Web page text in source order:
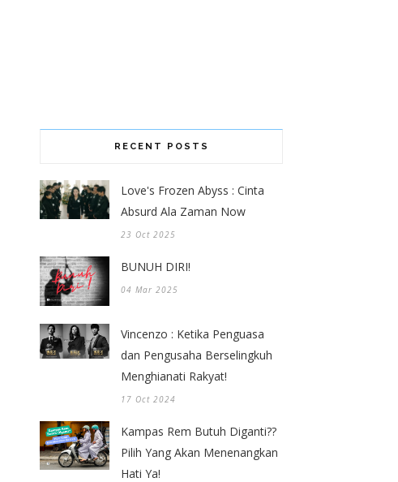
RECENT POSTS
Love's Frozen Abyss : Cinta
Absurd Ala Zaman Now
23 Oct 2025
BUNUH DIRI!
04 Mar 2025
Vincenzo : Ketika Penguasa
dan Pengusaha Berselingkuh
Menghianati Rakyat!
17 Oct 2024
Kampas Rem Butuh Diganti??
Pilih Yang Akan Menenangkan
Hati Ya!